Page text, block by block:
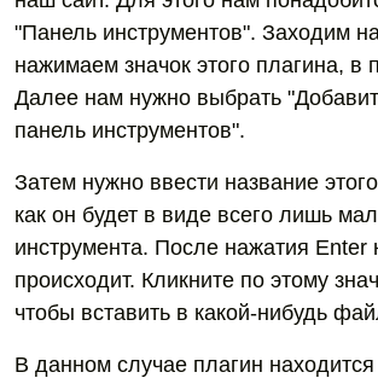
"Панель инструментов". Заходим
нажимаем значок этого плагина, в
Далее нам нужно выбрать
панель инструментов".
Затем нужно ввести название
как он будет в виде всего лишь
инструмента. После нажатия Enter
происходит. Кликните по этому
чтобы вставить в какой-нибудь
В данном случае плагин